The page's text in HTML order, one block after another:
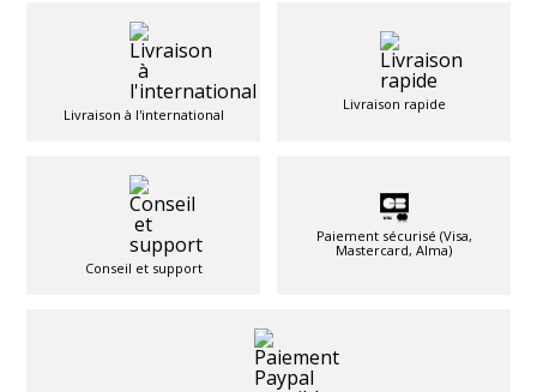
Livraison à l'international
Livraison rapide
Conseil et support
Paiement sécurisé (Visa,
Mastercard, Alma)